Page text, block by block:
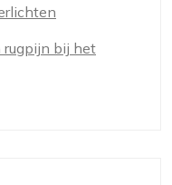
rugpijn bij het